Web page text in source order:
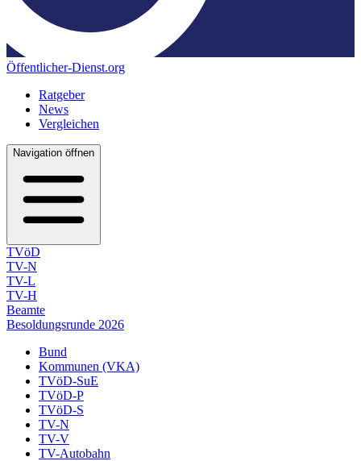
Öffentlicher-Dienst.org
Ratgeber
News
Vergleichen
Navigation öffnen
TVöD
TV-N
TV-L
TV-H
Beamte
Besoldungsrunde 2026
Bund
Kommunen (VKA)
TVöD-SuE
TVöD-P
TVöD-S
TV-N
TV-V
TV-Autobahn